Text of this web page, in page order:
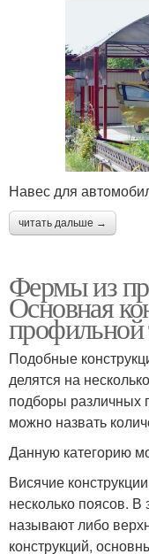
Навес для
читать дальше →
Фермы из
Основная
Подобные
делятся на
подборы различных
можно назвать
Данную категорию
Висячие
несколько поясов.
называют либо
конструкций,